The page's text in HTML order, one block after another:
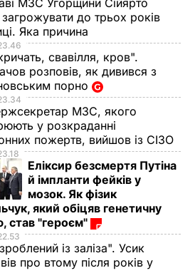
МЗС Угорщини Сійярто
до трьох років
Яка причина
свавілля, кров".
розповів, як дивився з
порно
МЗС, якого
у розкраданні
пожертв, вийшов із СІЗО
Еліксир безсмертя Путіна
й імпланти фейків у
мозок. Як фізик
який обіцяв генетичну
став "героєм"
із заліза". Усик
про втому після років у